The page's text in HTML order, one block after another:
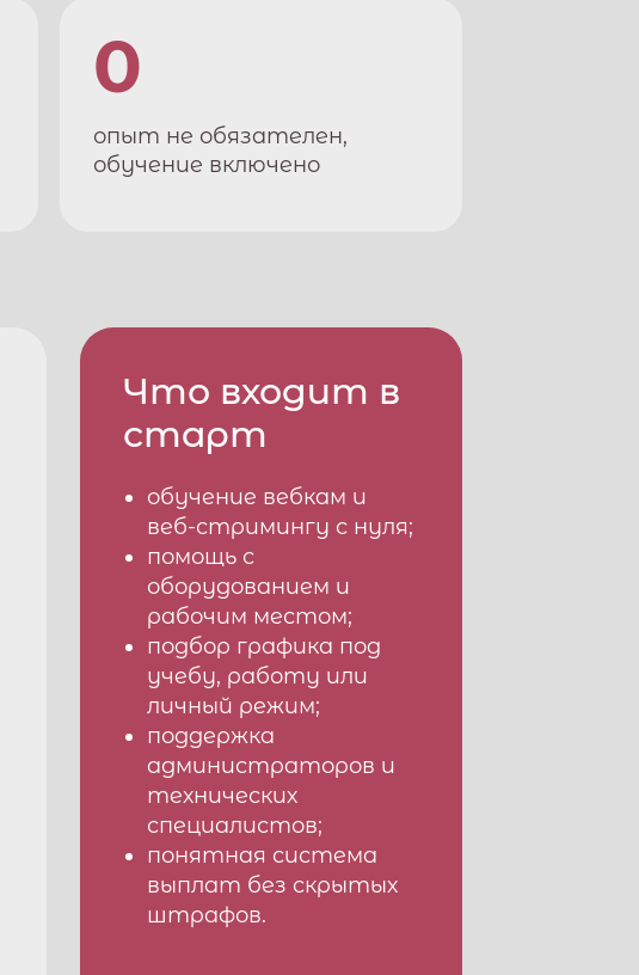
0
опыт не обязателен,
обучение включено
Что входит в
старт
обучение вебкам и
веб-стримингу с нуля;
помощь с
оборудованием и
рабочим местом;
подбор графика под
учебу, работу или
личный режим;
поддержка
администраторов и
технических
специалистов;
понятная система
выплат без скрытых
штрафов.